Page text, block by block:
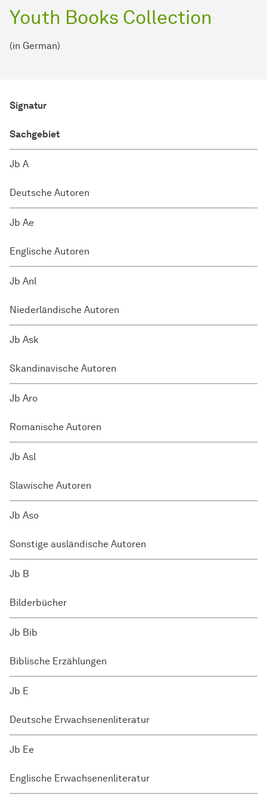
Youth Books Collection
(in German)
Signatur
Sachgebiet
Jb A
Deutsche Autoren
Jb Ae
Englische Autoren
Jb Anl
Niederländische Autoren
Jb Ask
Skandinavische Autoren
Jb Aro
Romanische Autoren
Jb Asl
Slawische Autoren
Jb Aso
Sonstige ausländische Autoren
Jb B
Bilderbücher
Jb Bib
Biblische Erzählungen
Jb E
Deutsche Erwachsenenliteratur
Jb Ee
Englische Erwachsenenliteratur